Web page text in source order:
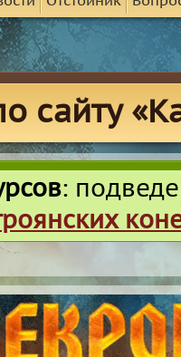
сайту
: